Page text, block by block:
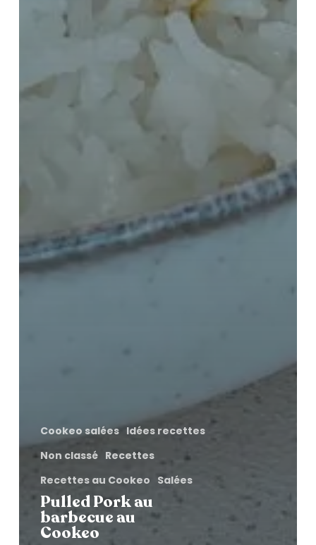
Cookeo salées Idées recettes
Non classé Recettes
Recettes au Cookeo Salées
Pulled Pork au
barbecue au
Cookeo